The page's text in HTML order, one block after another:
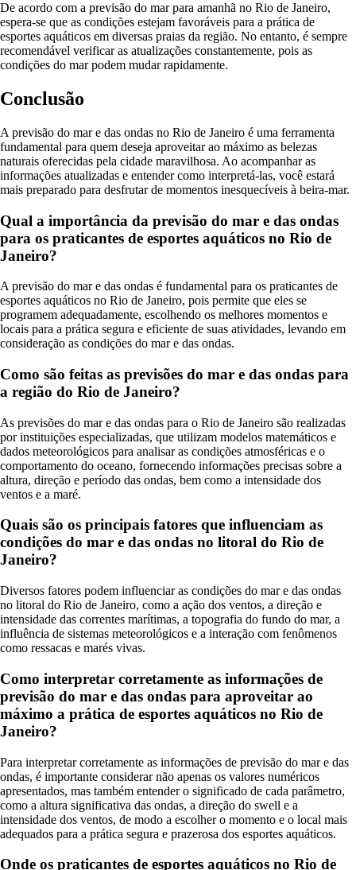
De acordo com a previsão do mar para amanhã no Rio de Janeiro,
espera-se que as condições estejam favoráveis para a prática de
esportes aquáticos em diversas praias da região. No entanto, é sempre
recomendável verificar as atualizações constantemente, pois as
condições do mar podem mudar rapidamente.
Conclusão
A previsão do mar e das ondas no Rio de Janeiro é uma ferramenta
fundamental para quem deseja aproveitar ao máximo as belezas
naturais oferecidas pela cidade maravilhosa. Ao acompanhar as
informações atualizadas e entender como interpretá-las, você estará
mais preparado para desfrutar de momentos inesquecíveis à beira-mar.
Qual a importância da previsão do mar e das ondas
para os praticantes de esportes aquáticos no Rio de
Janeiro?
A previsão do mar e das ondas é fundamental para os praticantes de
esportes aquáticos no Rio de Janeiro, pois permite que eles se
programem adequadamente, escolhendo os melhores momentos e
locais para a prática segura e eficiente de suas atividades, levando em
consideração as condições do mar e das ondas.
Como são feitas as previsões do mar e das ondas para
a região do Rio de Janeiro?
As previsões do mar e das ondas para o Rio de Janeiro são realizadas
por instituições especializadas, que utilizam modelos matemáticos e
dados meteorológicos para analisar as condições atmosféricas e o
comportamento do oceano, fornecendo informações precisas sobre a
altura, direção e período das ondas, bem como a intensidade dos
ventos e a maré.
Quais são os principais fatores que influenciam as
condições do mar e das ondas no litoral do Rio de
Janeiro?
Diversos fatores podem influenciar as condições do mar e das ondas
no litoral do Rio de Janeiro, como a ação dos ventos, a direção e
intensidade das correntes marítimas, a topografia do fundo do mar, a
influência de sistemas meteorológicos e a interação com fenômenos
como ressacas e marés vivas.
Como interpretar corretamente as informações de
previsão do mar e das ondas para aproveitar ao
máximo a prática de esportes aquáticos no Rio de
Janeiro?
Para interpretar corretamente as informações de previsão do mar e das
ondas, é importante considerar não apenas os valores numéricos
apresentados, mas também entender o significado de cada parâmetro,
como a altura significativa das ondas, a direção do swell e a
intensidade dos ventos, de modo a escolher o momento e o local mais
adequados para a prática segura e prazerosa dos esportes aquáticos.
Onde os praticantes de esportes aquáticos no Rio de